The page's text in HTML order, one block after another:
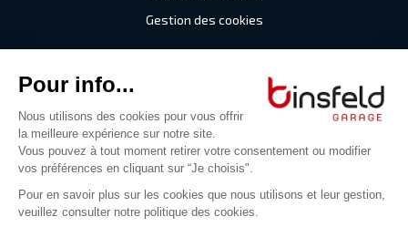
Gestion des cookies
Digitalised by